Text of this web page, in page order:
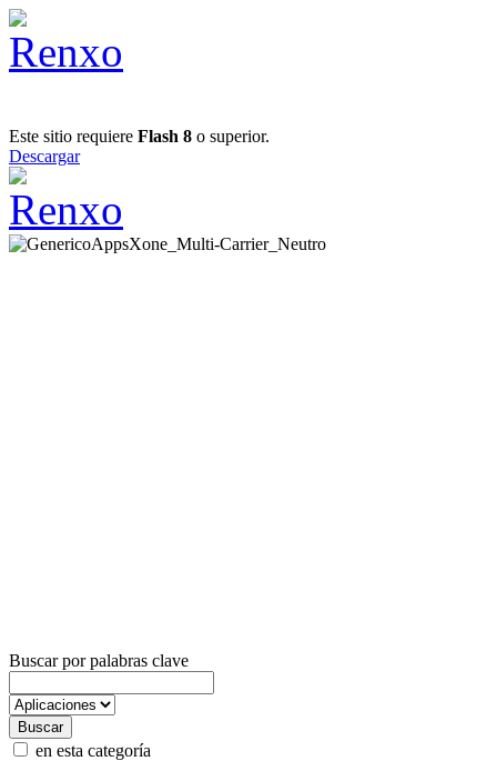
Este sitio requiere Flash 8 o superior.
Descargar
Buscar por palabras clave
en esta categoría